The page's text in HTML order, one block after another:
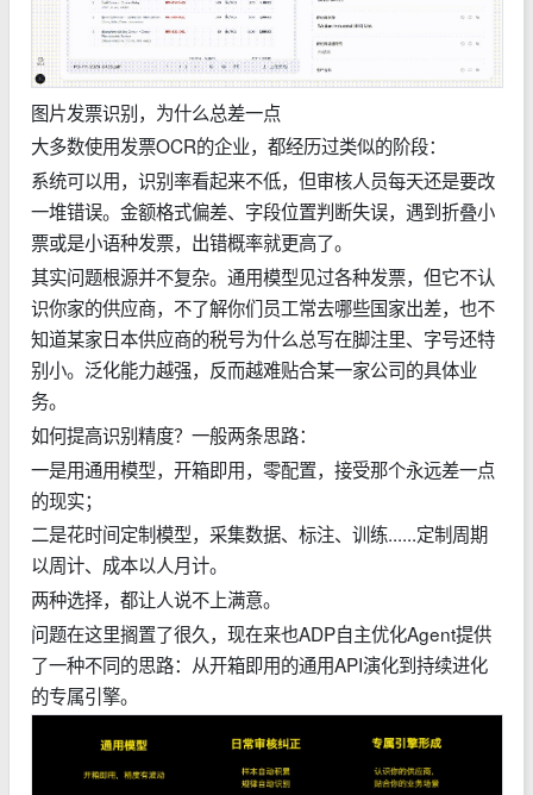
图片发票识别，为什么总差一点
大多数使用发票OCR的企业，都经历过类似的阶段：
系统可以用，识别率看起来不低，但审核人员每天还是要改
一堆错误。金额格式偏差、字段位置判断失误，遇到折叠小
票或是小语种发票，出错概率就更高了。
其实问题根源并不复杂。通用模型见过各种发票，但它不认
识你家的供应商，不了解你们员工常去哪些国家出差，也不
知道某家日本供应商的税号为什么总写在脚注里、字号还特
别小。泛化能力越强，反而越难贴合某一家公司的具体业
务。
如何提高识别精度？一般两条思路：
一是用通用模型，开箱即用，零配置，接受那个永远差一点
的现实；
二是花时间定制模型，采集数据、标注、训练......定制周期
以周计、成本以人月计。
两种选择，都让人说不上满意。
问题在这里搁置了很久，现在来也ADP自主优化Agent提供
了一种不同的思路：从开箱即用的通用API演化到持续进化
的专属引擎。